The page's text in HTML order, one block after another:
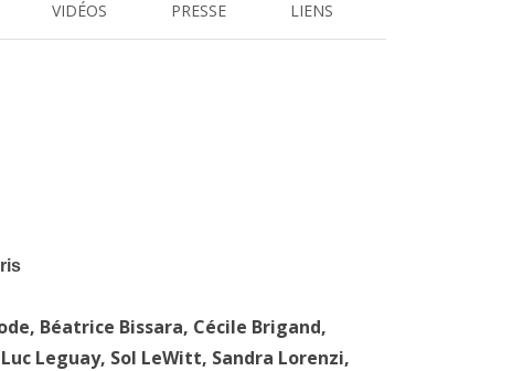
VIDÉOS PRESSE LIENS
Béatrice Bissara, Cécile Brigand,
Leguay, Sol LeWitt, Sandra Lorenzi,